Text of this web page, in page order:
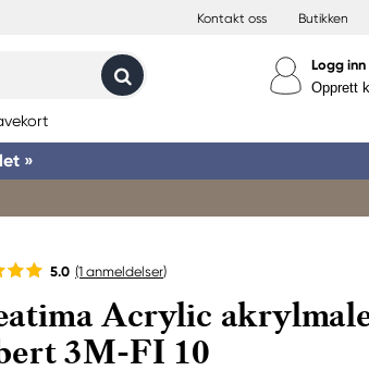
Kontakt oss Butikken
Logg inn
Opprett
»
5.0 (1 anmeldelser)
Acrylic
3M-FI 10